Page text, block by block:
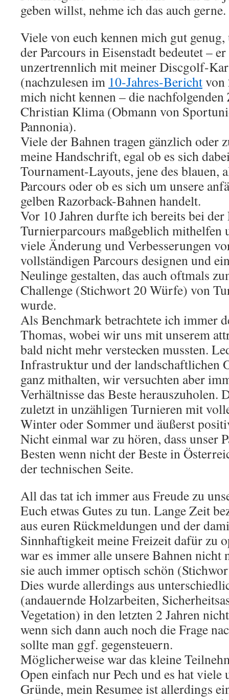
geben willst, nehme ich das auch gerne.
Viele von euch kennen mich gut
der Parcours in Eisenstadt bedeutet –
unzertrennlich mit meiner Discgolf-
(nachzulesen im 10-Jahres-Berichtvon
mich nicht kennen – die
Christian Klima (Obmann von
Pannonia).
Viele der Bahnen tragen gänzlich oder
meine Handschrift, egal ob es sich
Tournament-Layouts, jene des blauen,
Parcours oder ob es sich um unsere
gelben Razorback-Bahnen handelt.
Vor 10 Jahren durfte ich bereits bei der
Turnierparcours maßgeblich mithelfen
viele Änderung und Verbesserungen
vollständigen Parcours designen und
Neulinge gestalten, das auch oftmals
Challenge (Stichwort 20 Würfe) von
wurde.
Als Benchmark betrachtete ich immer
Thomas, wobei wir uns mit unserem
bald nicht mehr verstecken mussten.
Infrastruktur und der landschaftlichen
ganz mithalten, wir versuchten aber
Verhältnisse das Beste herauszuholen.
zuletzt in unzähligen Turnieren mit
Winter oder Sommer und äußerst
Nicht einmal war zu hören, dass unser
Besten wenn nicht der Beste in
der technischen Seite.
All das tat ich immer aus Freude zu
Euch etwas Gutes zu tun. Lange Zeit
aus euren Rückmeldungen und der
Sinnhaftigkeit meine Freizeit dafür zu
war es immer alle unsere Bahnen nicht
sie auch immer optisch schön
Dies wurde allerdings aus
(andauernde Holzarbeiten,
Vegetation) in den letzten 2 Jahren
wenn sich dann auch noch die Frage
sollte man ggf. gegensteuern.
Möglicherweise war das kleine
Open einfach nur Pech und es hat viele
Gründe, mein Resumee ist allerdings